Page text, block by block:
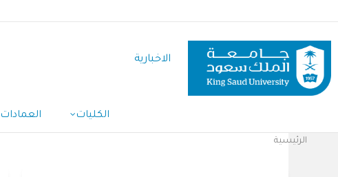
المحتوى
الرئيسي
الاخبارية
الكليات العمادات
الرئيسية